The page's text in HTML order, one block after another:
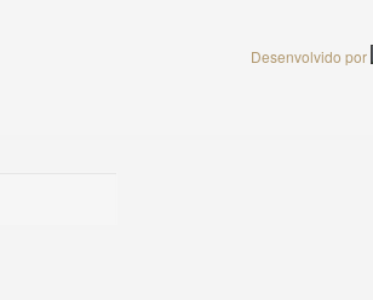
Desenvolvido por